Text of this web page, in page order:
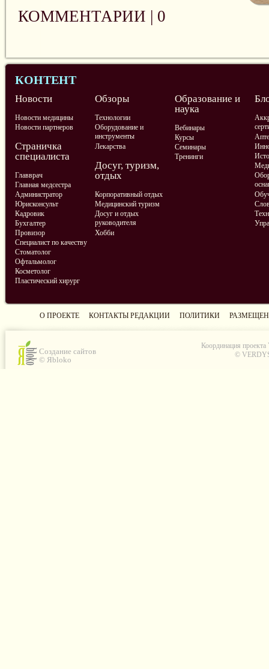
КОММЕНТАРИИ | 0
КОНТЕНТ
Новости
Новости медицины
Новости партнеров
Обзоры
Технологии
Оборудование и
инструменты
Лекарства
Образование и
наука
Вебинары
Курсы
Семинары
Тренинги
Страничка
специалиста
Главврач
Главная медсестра
Администратор
Юрисконсульт
Кадровик
Бухгалтер
Провизор
Специалист по качеству
Стоматолог
Офтальмолог
Косметолог
Пластический хирург
Досуг, туризм,
отдых
Корпоративный отдых
Медицинский туризм
Досуг и отдых
руководителя
Хобби
О ПРОЕКТЕ КОНТАКТЫ РЕДАКЦИИ ПОЛИТИКИ
Создание сайтов
© Яbloko
Координация проекта
©